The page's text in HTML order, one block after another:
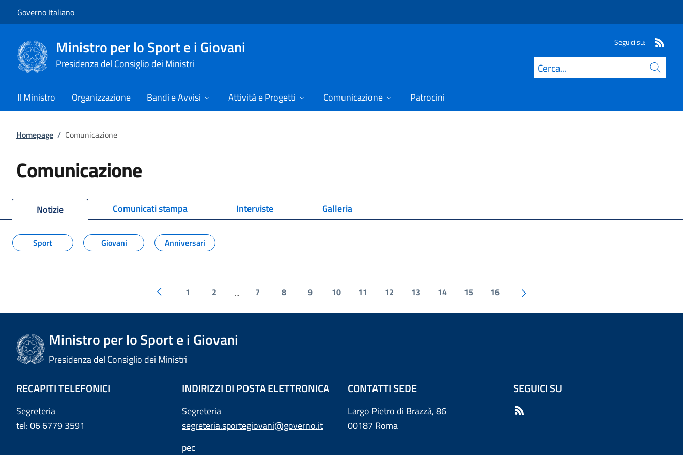
Governo Italiano
Ministro per lo Sport e i Giovani
Presidenza del Consiglio dei Ministri
Seguici su:
Cerca
Il Ministro Organizzazione Bandi e Avvisi Attività e Progetti Comunicazione Patrocini
Homepage / Comunicazione
Comunicazione
Notizie Comunicati stampa Interviste Galleria
Sport Giovani Anniversari
1 2 ... 7 8 9 10 11 12 13 14 15 16
Ministro per lo Sport e i Giovani
Presidenza del Consiglio dei Ministri
RECAPITI TELEFONICI
Segreteria
tel: 06 6779 3591
INDIRIZZI DI POSTA ELETTRONICA
Segreteria
segreteria.sportegiovani@governo.it
pec
CONTATTI SEDE
Largo Pietro di Brazzà, 86
00187 Roma
SEGUICI SU